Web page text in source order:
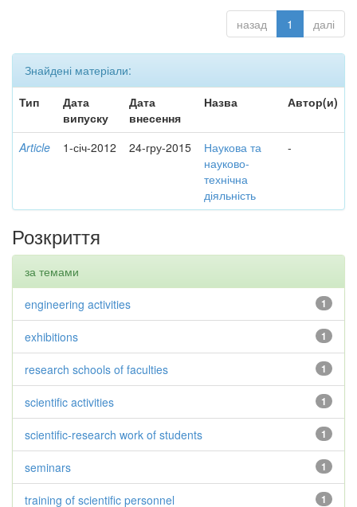
назад 1 далі
Знайдені матеріали:
Тип
Дата
випуску
Дата
внесення
Назва Автор(и)
Article 1-січ-2012 24-гру-2015
Наукова та
науково-
технічна
діяльність
-
Розкриття
за темами
1
engineering activities
1
exhibitions
1
research schools of faculties
1
scientific activities
1
scientific-research work of students
1
seminars
1
training of scientific personnel